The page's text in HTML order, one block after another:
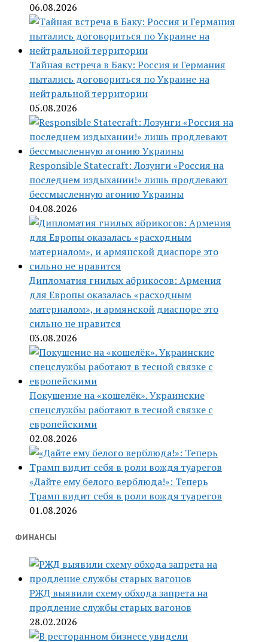
06.08.2026
Тайная встреча в Баку: Россия и Германия
пытались договориться по Украине на
нейтральной территории
05.08.2026
Responsible Statecraft: Лозунги «Россия на
последнем издыхании!» лишь продлевают
бессмысленную агонию Украины
04.08.2026
Дипломатия гнилых абрикосов: Армения
для Европы оказалась «расходным
материалом», и армянской диаспоре это
сильно не нравится
03.08.2026
Покушение на «кошелёк». Украинские
спецслужбы работают в тесной связке с
европейскими
02.08.2026
«Дайте ему белого верблюда!»: Теперь
Трамп видит себя в роли вождя туарегов
01.08.2026
ФИНАНСЫ
РЖД выявили схему обхода запрета на
продление службы старых вагонов
28.02.2026